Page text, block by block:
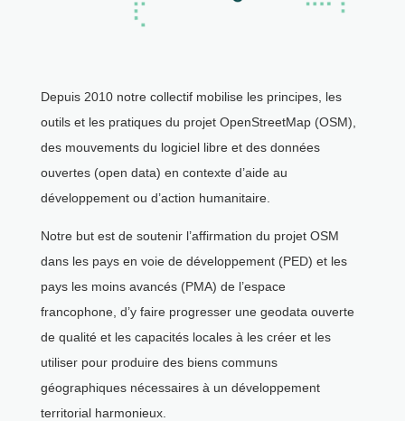
Depuis 2010 notre collectif mobilise les principes, les
outils et les pratiques du projet OpenStreetMap (OSM),
des mouvements du logiciel libre et des données
ouvertes (open data) en contexte d’aide au
développement ou d’action humanitaire.
Notre but est de soutenir l’affirmation du projet OSM
dans les pays en voie de développement (PED) et les
pays les moins avancés (PMA) de l’espace
francophone, d’y faire progresser une geodata ouverte
de qualité et les capacités locales à les créer et les
utiliser pour produire des biens communs
géographiques nécessaires à un développement
territorial harmonieux.